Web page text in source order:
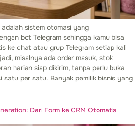
sistem otomasi yang
bot Telegram sehingga kamu bisa
ke chat atau grup Telegram setiap kali
misalnya ada order masuk, stok
harian siap dikirim, tanpa perlu buka
satu per satu. Banyak pemilik bisnis yang
Dari Form ke CRM Otomatis